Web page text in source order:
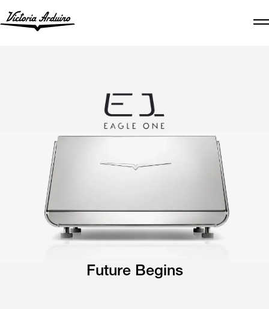
Future Begins